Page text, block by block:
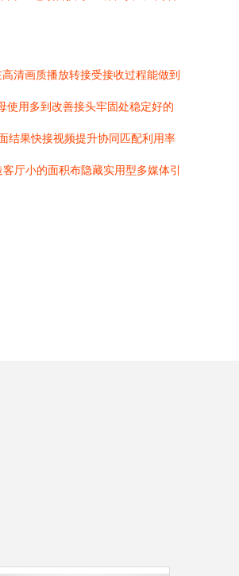
清画质播放转接受接收过程能做到
使用多到改善接头牢固处稳定好的
结果快接视频提升协同匹配利用率
厅小的面积布隐藏实用型多媒体引